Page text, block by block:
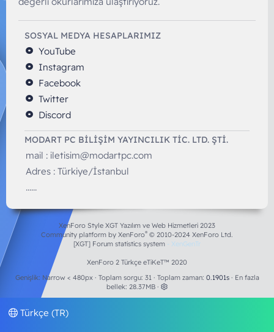
SOSYAL MEDYA HESAPLARIMIZ
YouTube
Instagram
Facebook
Twitter
Discord
MODART PC BILIŞIM YAYINCILIK TİC. LTD. ŞTİ.
mail : iletisim@modartpc.com
Adres : Türkiye/İstanbul
......
XenForo Style XGT Yazılım ve Web Hizmetleri 2023
Community platform by XenForo® © 2010-2024 XenForo Ltd.
[XGT] Forum statistics system
- XenGenTr
XenForo 2 Türkçe eTiKeT™ 2020
Genişlik
Toplam sorgu 31 Toplam zaman 0.1901s
En fazla
bellek 28.37MB
Türkçe (TR)